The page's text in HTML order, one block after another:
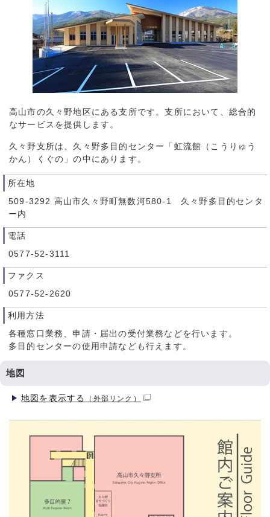
高山市の久々野地区にある支所です。支所において、総合的
なサービスを提供します。
久々野支所は、久々野多目的センター「虹流館（こうりゅう
かん）くぐの」の中にあります。
所在地
509-3292 高山市久々野町無数河580-1 久々野多目的センタ
ー内
電話
0577-52-3111
ファクス
0577-52-2620
利用方法
各種窓口業務、申請・届出の受付業務などを行います。
多目的センターの使用申請なども行えます。
地図
地図を表示する （外部リンク）